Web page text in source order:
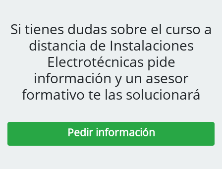
Si tienes dudas sobre el curso a
distancia de Instalaciones
Electrotécnicas pide
información y un asesor
formativo te las solucionará
Pedir información